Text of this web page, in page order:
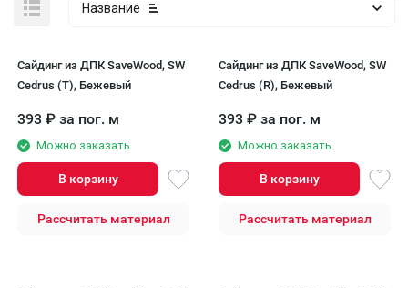
Название
Сайдинг из ДПК SaveWood, SW
Cedrus (T), Бежевый
393 ₽ за пог. м
Можно заказать
В корзину
Рассчитать материал
Сайдинг из ДПК SaveWood, SW
Cedrus (R), Бежевый
393 ₽ за пог. м
Можно заказать
В корзину
Рассчитать материал